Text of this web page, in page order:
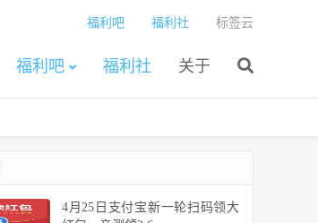
福利吧 福利社 关于
福利吧 福利社 标签云
4月25日支付宝新一轮扫码领大